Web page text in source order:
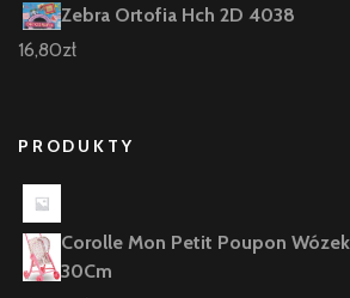
Zebra Ortofia Hch 2D 4038
16,80zł
PRODUKTY
Corolle Mon Petit Poupon
30Cm